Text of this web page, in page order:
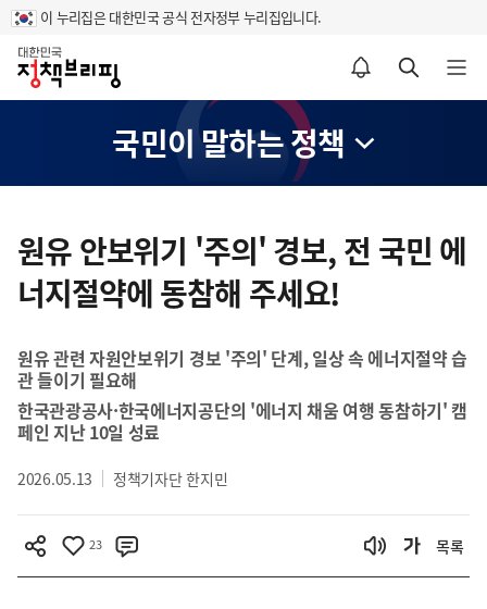
이 누리집은 대한민국 공식 전자정부 누리집입니다.
홈
알림설정 바로가기 검색 바로가기 메뉴 열기
국민이 말하는 정책
텐
츠
영
원유 안보위기 '주의' 경보, 전 국민 에
너지절약에 동참해 주세요!
원유 관련 자원안보위기 경보 '주의' 단계, 일상 속 에너지절약 습
관 들이기 필요해
한국관광공사·한국에너지공단의 '에너지 채움 여행 동참하기' 캠
페인 지난 10일 성료
2026.05.13 정책기자단 한지민
23 목록